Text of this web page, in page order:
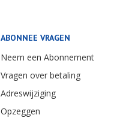
ABONNEE VRAGEN
Neem een Abonnement
Vragen over betaling
Adreswijziging
Opzeggen